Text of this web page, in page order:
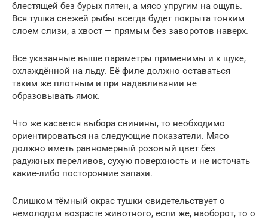
блестящей без бурых пятен, а мясо упругим на ощупь.
Вся тушка свежей рыбы всегда будет покрыта тонким
слоем слизи, а хвост — прямым без заворотов наверх.
Все указанные выше параметры применимы и к щуке,
охлаждённой на льду. Её филе должно оставаться
таким же плотным и при надавливании не
образовывать ямок.
Что же касается выбора свинины, то необходимо
ориентироваться на следующие показатели. Мясо
должно иметь равномерный розовый цвет без
радужных переливов, сухую поверхность и не источать
какие-либо посторонние запахи.
Слишком тёмный окрас тушки свидетельствует о
немолодом возрасте животного, если же, наоборот, то о